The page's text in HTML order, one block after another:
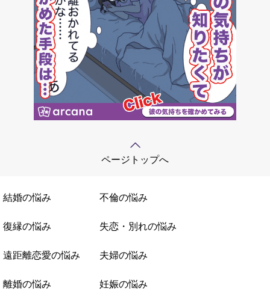
ページトップへ
結婚の悩み 不倫の悩み
復縁の悩み 失恋・別れの悩み
遠距離恋愛の悩み 夫婦の悩み
離婚の悩み 妊娠の悩み